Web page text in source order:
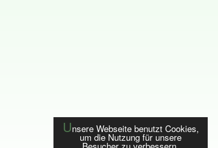
Unsere Webseite benutzt Cookies,
um die Nutzung für unsere